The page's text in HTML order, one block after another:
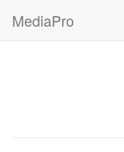
MediaPro